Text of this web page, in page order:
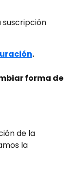
suscripción
.
forma de
la